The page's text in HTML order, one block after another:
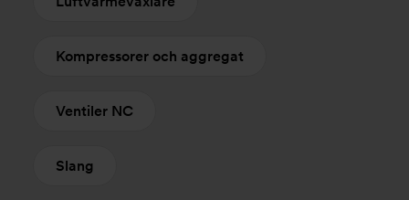
Kompressorer och aggregat
Ventiler NC
Slang